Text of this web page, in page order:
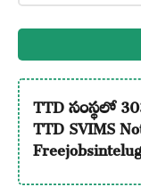
TTD సంస్థలో
TTD SVIMS